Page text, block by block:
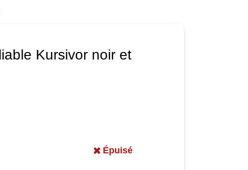
Kursivor noir et
Épuisé